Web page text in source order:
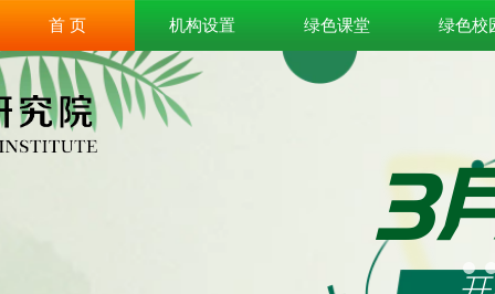
首 页 机构设置 绿色课堂 绿色校